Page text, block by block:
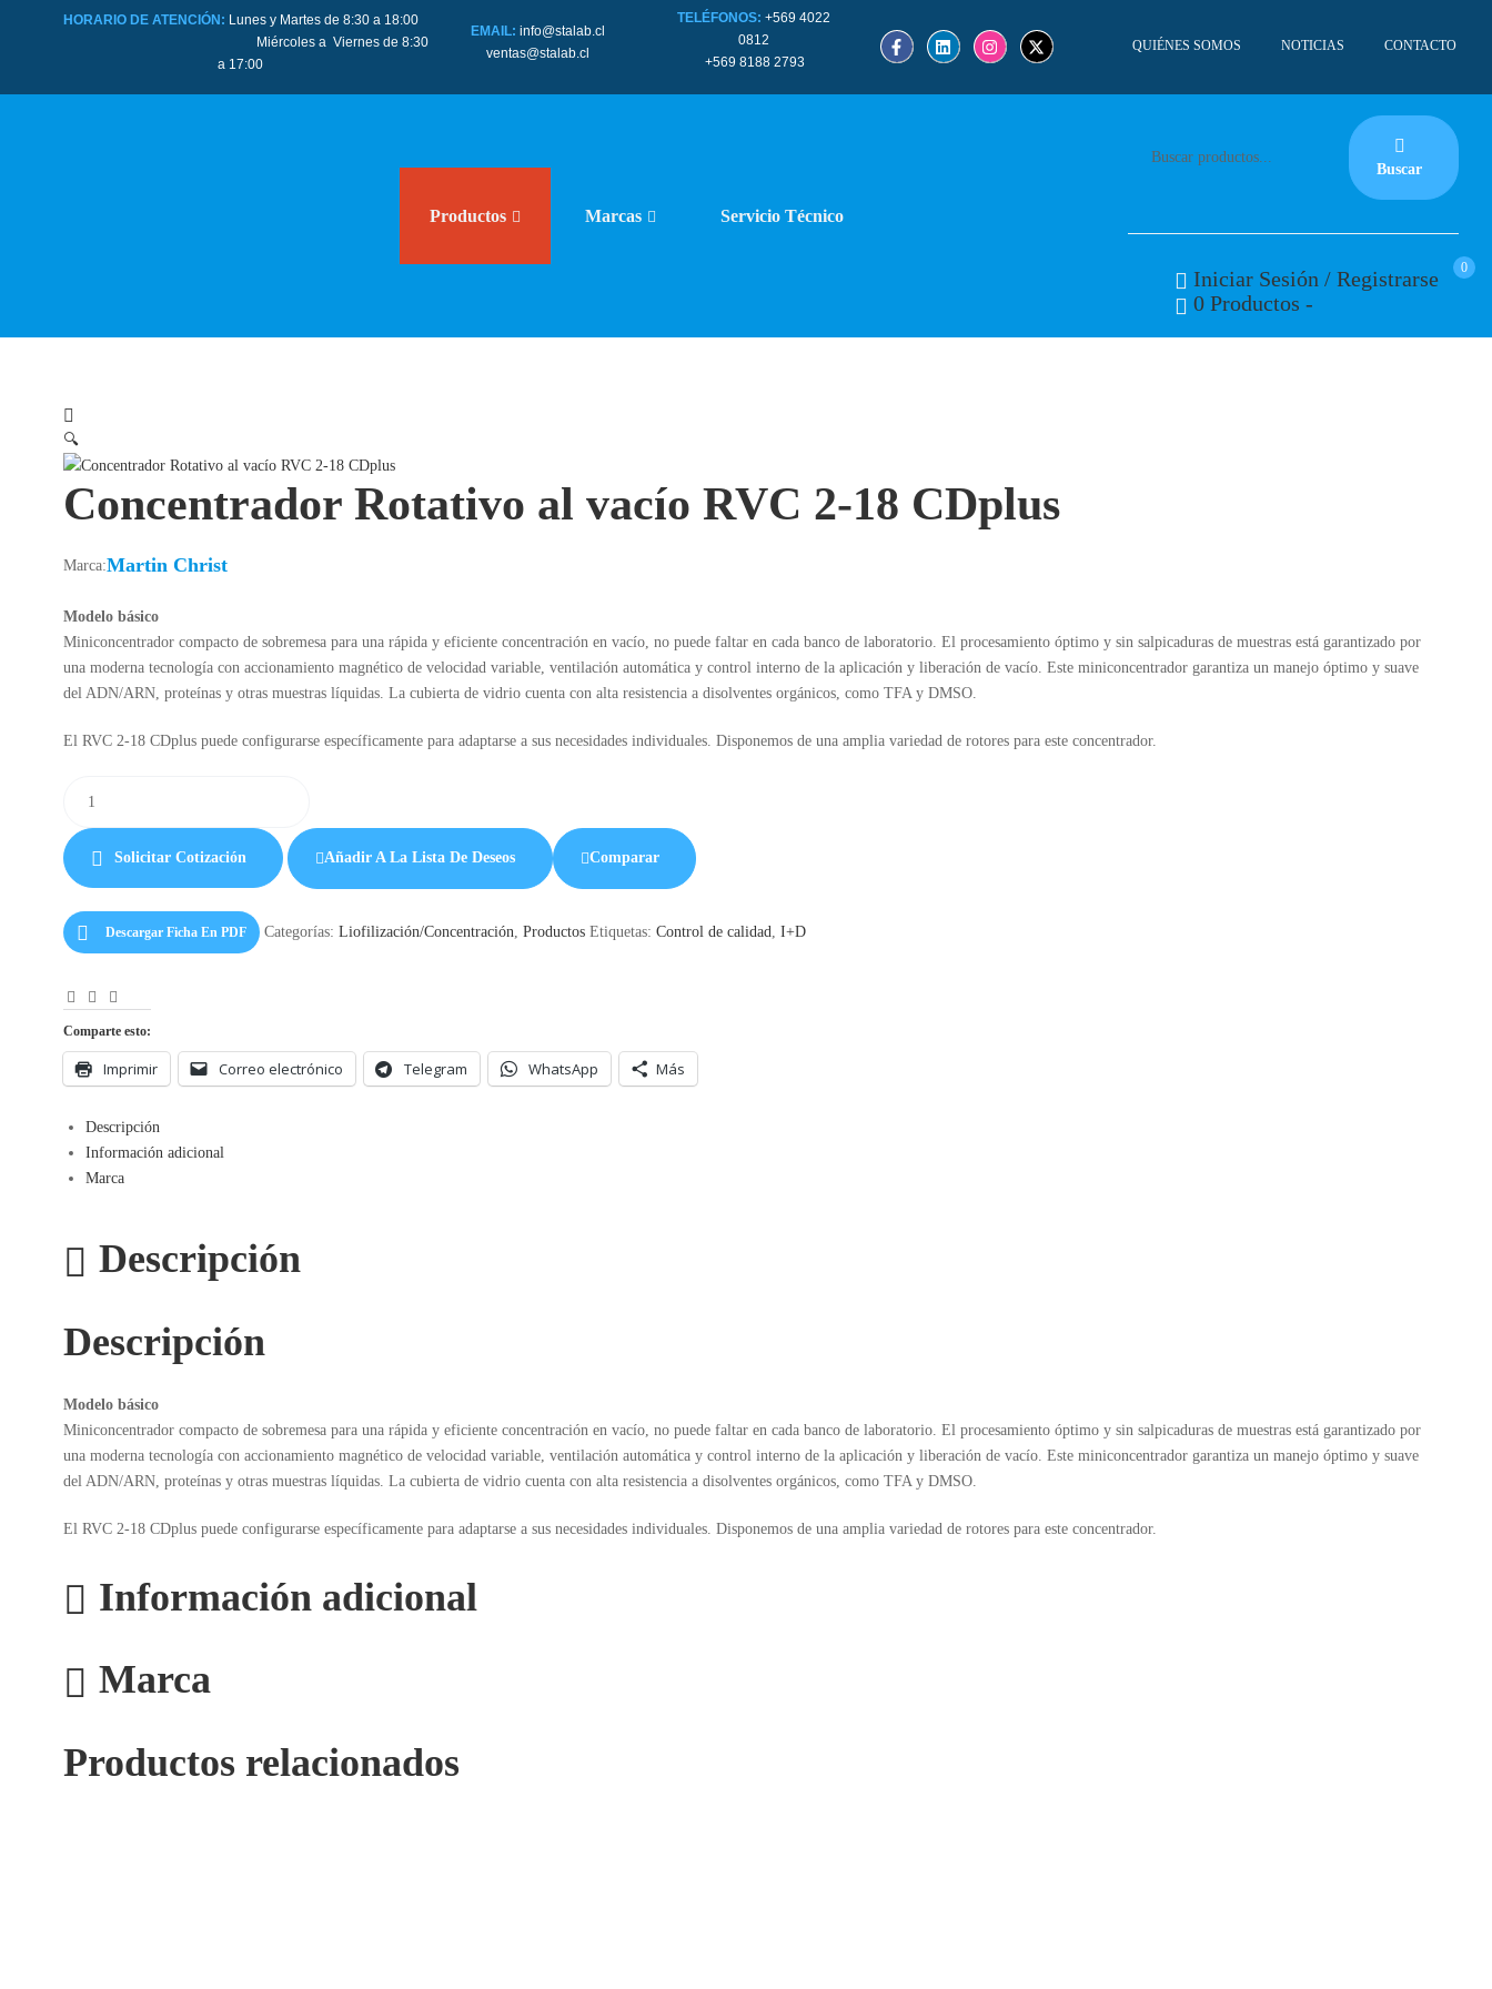
HORARIO DE ATENCIÓN: Lunes y Martes de 8:30 a 18:00
Miércoles a Viernes de 8:30
a 17:00
EMAIL:info@stalab.cl
ventas@stalab.cl
TELÉFONOS: +569 4022
0812
+569 8188 2793
QUIÉNES SOMOS NOTICIAS CONTACTO
Productos Marcas Servicio Técnico
Buscar
Iniciar Sesión / Registrarse 0
0 Productos -
🔍
Concentrador Rotativo al vacío RVC 2-18 CDplus
Marca:Martin Christ
Modelo básico
Miniconcentrador compacto de sobremesa para una rápida y eficiente concentración en vacío, no puede faltar en cada banco de laboratorio. El procesamiento óptimo y sin salpicaduras de muestras está garantizado por
una moderna tecnología con accionamiento magnético de velocidad variable, ventilación automática y control interno de la aplicación y liberación de vacío. Este miniconcentrador garantiza un manejo óptimo y suave
del ADN/ARN, proteínas y otras muestras líquidas. La cubierta de vidrio cuenta con alta resistencia a disolventes orgánicos, como TFA y DMSO.
El RVC 2-18 CDplus puede configurarse específicamente para adaptarse a sus necesidades individuales. Disponemos de una amplia variedad de rotores para este concentrador.
Solicitar Cotización Añadir A La Lista De Deseos Comparar
Descargar Ficha En PDF Categorías: Liofilización/Concentración Productos Etiquetas: Control de calidad I+D
FacebookLinkedIn
Comparte esto:
Imprimir Correo electrónico Telegram WhatsApp Más
Descripción
Información adicional
Marca
Descripción
Descripción
Modelo básico
Miniconcentrador compacto de sobremesa para una rápida y eficiente concentración en vacío, no puede faltar en cada banco de laboratorio. El procesamiento óptimo y sin salpicaduras de muestras está garantizado por
una moderna tecnología con accionamiento magnético de velocidad variable, ventilación automática y control interno de la aplicación y liberación de vacío. Este miniconcentrador garantiza un manejo óptimo y suave
del ADN/ARN, proteínas y otras muestras líquidas. La cubierta de vidrio cuenta con alta resistencia a disolventes orgánicos, como TFA y DMSO.
El RVC 2-18 CDplus puede configurarse específicamente para adaptarse a sus necesidades individuales. Disponemos de una amplia variedad de rotores para este concentrador.
Información adicional
Marca
Productos relacionados